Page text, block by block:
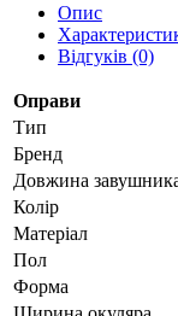
Опис
Відгуків (0)
Оправи
Тип
Бренд
Довжина
Колір
Матеріал
Пол
Форма